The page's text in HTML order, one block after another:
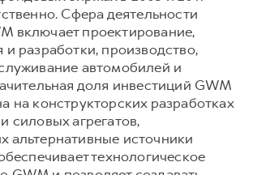
Сфера деятельности
включает проектирование,
и разработки, производство,
автомобилей и
доля инвестиций GWM
на конструкторских разработках
силовых агрегатов,
альтернативные источники
технологическое